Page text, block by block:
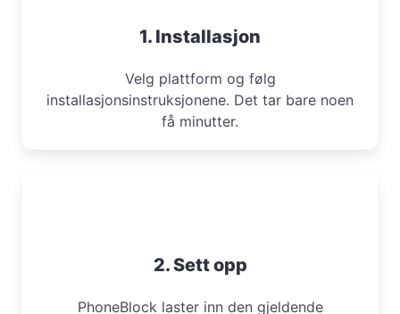
1. Installasjon
Velg plattform og følg
installasjonsinstruksjonene. Det tar bare noen
få minutter.
2. Sett opp
PhoneBlock laster inn den gjeldende